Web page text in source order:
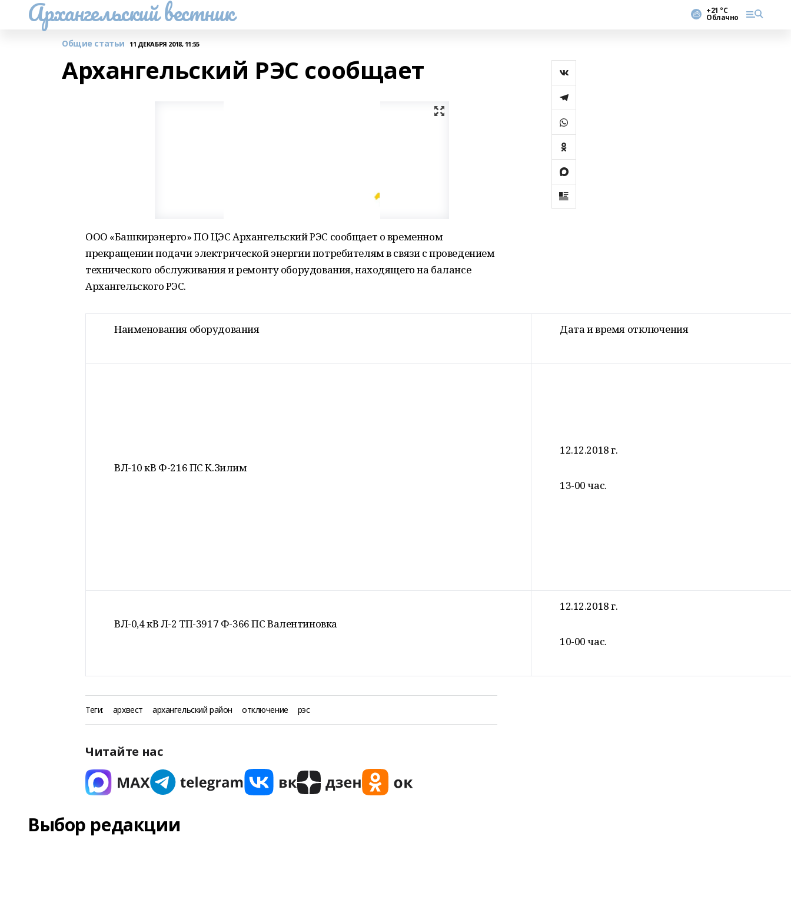
Архангельский вестник +21 °С
Облачно
Общие статьи 11 ДЕКАБРЯ 2018, 11:55
Архангельский РЭС сообщает
ООО «Башкирэнерго» ПО ЦЭС Архангельский РЭС сообщает о временном
прекращении подачи электрической энергии потребителям в связи с проведением
технического обслуживания и ремонту оборудования, находящего на балансе
Архангельского РЭС.
Наименования оборудования Дата и время отключения
ВЛ-10 кВ Ф-216 ПС К.Зилим
12.12.2018 г.
13-00 час.
ВЛ-0,4 кВ Л-2 ТП-3917 Ф-366 ПС Валентиновка
12.12.2018 г.
10-00 час.
Теги: архвест архангельский район отключение рэс
Читайте нас
Выбор редакции